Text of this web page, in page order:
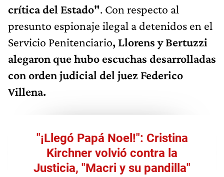
crítica del Estado". Con respecto al
presunto espionaje ilegal a detenidos en el
Servicio Penitenciario, Llorens y Bertuzzi
alegaron que hubo escuchas desarrolladas
con orden judicial del juez Federico
Villena.
"¡Llegó Papá Noel!": Cristina
Kirchner volvió contra la
Justicia, "Macri y su pandilla"